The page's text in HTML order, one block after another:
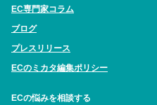
EC専門家コラム
ブログ
プレスリリース
ECのミカタ編集ポリシー
ECの悩みを相談する